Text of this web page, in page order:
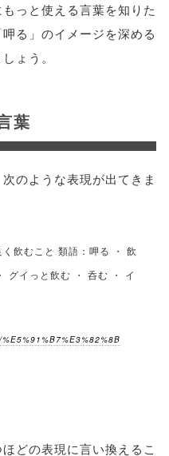
っと使える言葉を知りた
る」のイメージを深める
ょう。
葉
のような表現が出てきま
飲むこと 類語：呷る ・ 飲
グイっと飲む ・ 呑む ・ イ
どの表現に言い換えるこ